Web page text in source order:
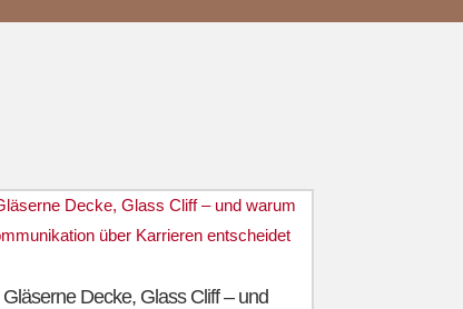
Gläserne Decke, Glass Cliff – und